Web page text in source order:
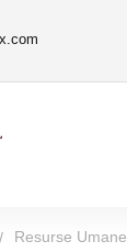
Resurse Umane